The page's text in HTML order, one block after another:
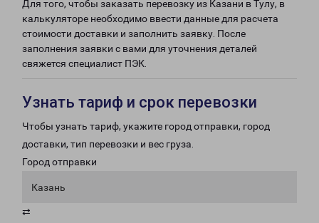
Для того, чтобы заказать перевозку из Казани в Тулу, в
калькуляторе необходимо ввести данные для расчета
стоимости доставки и заполнить заявку. После
заполнения заявки с вами для уточнения деталей
свяжется специалист ПЭК.
Узнать тариф и срок перевозки
Чтобы узнать тариф, укажите город отправки, город
доставки, тип перевозки и вес груза.
Город отправки
Казань
⇄